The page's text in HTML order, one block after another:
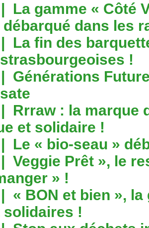
| La gamme « Côté
débarqué dans les
| La fin des
!
| Générations
| Rrraw : la marque
et solidaire !
| Le « bio-seau »
| Veggie Prêt », le
» !
| « BON et bien »,
solidaires !